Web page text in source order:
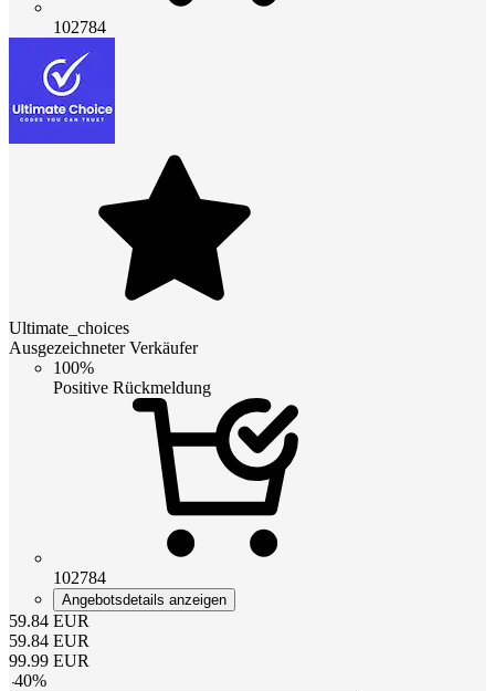
102784
Ultimate_choices
Ausgezeichneter Verkäufer
100%
Positive Rückmeldung
102784
Angebotsdetails anzeigen
59.84 EUR
59.84 EUR
99.99 EUR
-40%